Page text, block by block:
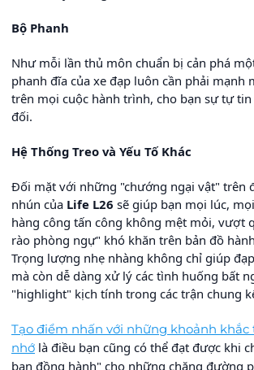
Bộ Phanh
Như mỗi lần thủ môn chuẩn bị cản phá
phanh đĩa của xe đạp luôn cần phải mạnh
trên mọi cuộc hành trình, cho bạn sự tự
đối.
Hệ Thống Treo và Yếu Tố Khác
Đối mặt với những "chướng ngại vật" trên
nhún của Life L26 sẽ giúp bạn mọi lúc,
hàng công tấn công không mệt mỏi, vượt
rào phòng ngự" khó khăn trên bản đồ
Trọng lượng nhẹ nhàng không chỉ giúp
mà còn dễ dàng xử lý các tình huống bất
"highlight" kịch tính trong các trận chung
Tạo điểm nhấn với những khoảnh khắc
nhớ là điều bạn cũng có thể đạt được khi
bạn đồng hành" cho những chặng đường